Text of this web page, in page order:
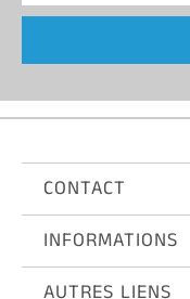
CONTACT
INFORMATIONS
AUTRES LIENS